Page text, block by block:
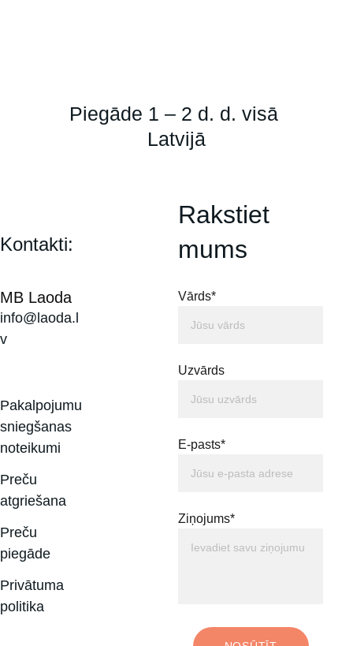
Rakstiet
mums
Vārds*
Uzvārds
E-pasts*
Ziņojums*
MB Laoda
Kontakti:
info@laoda.l
v
Pakalpojumu
sniegšanas
noteikumi
Preču
atgriešana
Preču
piegāde
Privātuma
politika
Piegāde 1 – 2 d. d. visā
Latvijā